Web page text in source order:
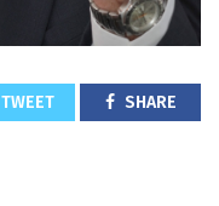
TWEET SHARE